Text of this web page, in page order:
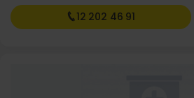
12 202 46 91